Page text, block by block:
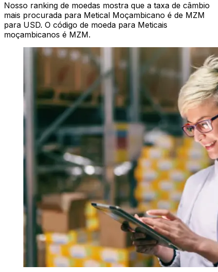
Nosso ranking de moedas mostra que a taxa de câmbio
mais procurada para Metical Moçambicano é de MZM
para USD. O código de moeda para Meticais
moçambicanos é MZM.